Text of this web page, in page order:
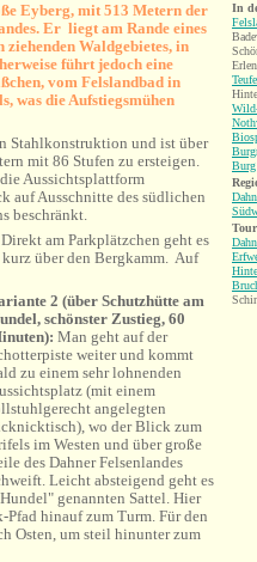
Eyberg, mit 513 Metern der
Er liegt am Rande eines
Waldgebietes, in
führt jedoch eine
vom Felslandbad in
ls, was die Aufstiegsmühen
Stahlkonstruktion und ist über
mit 86 Stufen zu ersteigen.
Aussichtsplattform
auf Ausschnitte des südlichen
beschränkt.
Direkt am Parkplätzchen geht es
über den Bergkamm. Auf
2 (über Schutzhütte am
schönster Zustieg, 60
Man geht auf der
weiter und kommt
zu einem sehr lohnenden
(mit einem
angelegten
wo der Blick zum
im Westen und über große
des Dahner Felsenlandes
Leicht absteigend geht es
genannten Sattel. Hier
hinauf zum Turm. Für den
Osten, um steil hinunter zum
In
Dahn